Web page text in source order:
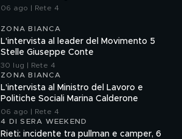
06 ago | Rete 4
ZONA BIANCA
L'intervista al leader del Movimento 5
Stelle Giuseppe Conte
30 lug | Rete 4
ZONA BIANCA
L'intervista al Ministro del Lavoro e
Politiche Sociali Marina Calderone
06 ago | Rete 4
4 DI SERA WEEKEND
Rieti: incidente tra pullman e camper, 6